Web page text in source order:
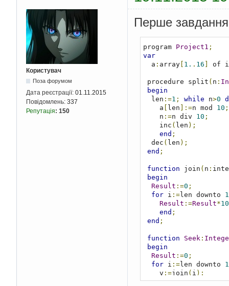
Користувач
Поза форумом
Дата реєстрації: 01.11.2015
Повідомлень: 337
Репутація: 150
Перше
program Project1 ;
var
  a
: array[ 1. . 16 of
procedure split ( n :
begin
  len
:=1 ; while n>0
    a
len ]:=n mod 10 ;
    n
:=n div 10 ;
    inc
( len );
end ;
  dec
( len );
end ;
function join ( n :
begin
Result :=0 ;
for i :=len downto 1
Result :=Result*10
end ;
end ;
function Seek :
begin
Result :=0 ;
for i :=len downto 1
    v
:=join ( i );
if (max<v) or (i=